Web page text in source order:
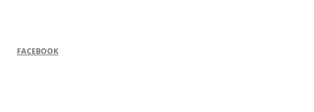
FACEBOOK